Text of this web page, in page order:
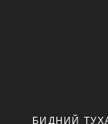
БИДНИЙ